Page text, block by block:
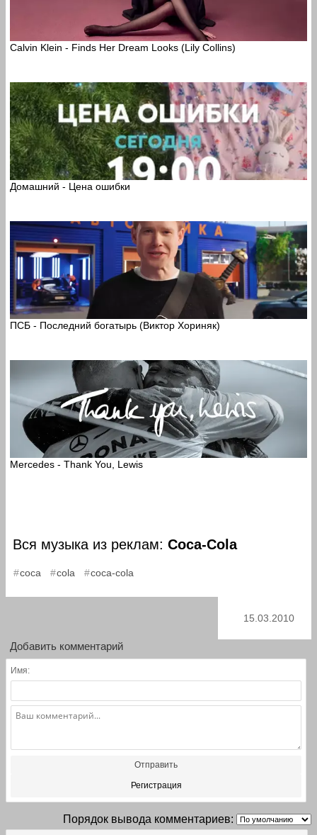
Calvin Klein - Finds Her Dream Looks (Lily Collins)
Домашний - Цена ошибки
ПСБ - Последний богатырь (Виктор Хориняк)
Mercedes - Thank You, Lewis
Вся музыка из реклам: Coca-Cola
coca cola coca-cola
15.03.2010
Добавить комментарий
Имя:
Отправить
Регистрация
Порядок вывода комментариев: